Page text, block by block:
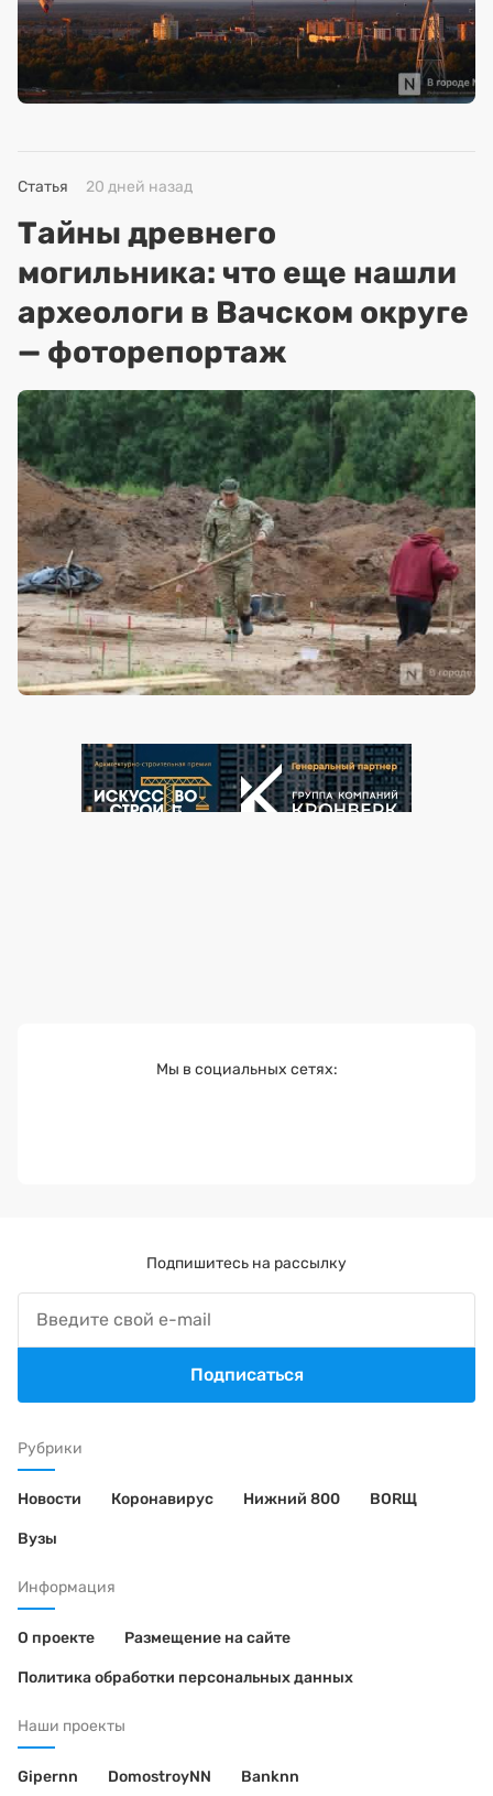
Статья 20 дней назад
Тайны древнего
могильника: что еще нашли
археологи в Вачском округе
— фоторепортаж
Рубрики
Новости Коронавирус Нижний 800 BORЩ
Вузы
Информация
О проекте Размещение на сайте
Политика обработки персональных данных
Наши проекты
Gipernn DomostroyNN Banknn
Мы в социальных сетях:
Подпишитесь на рассылку
Подписаться